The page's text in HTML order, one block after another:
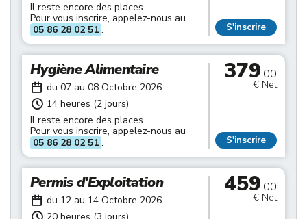
Il reste encore des places
Pour vous inscrire, appelez-nous au
05 86 28 02 51 . S'inscrire
Hygiène Alimentaire
du 07 au 08 Octobre 2026
14 heures (2 jours)
Il reste encore des places
Pour vous inscrire, appelez-nous au
05 86 28 02 51 .
379.00
€ Net
S'inscrire
Permis d'Exploitation
du 12 au 14 Octobre 2026
459.00
€ Net